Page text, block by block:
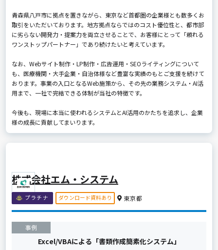
青森県八戸市に拠点を置きながら、東京など首都圏の企業様とも数多くお
取引をいただいております。地方拠点ならではのコスト優位性と、都市部
に劣らない開発力・提案力を両立させることで、お客様にとって「頼れる
ワンストップパートナー」であり続けたいと考えています。
なお、Webサイト制作・LP制作・広告運用・SEOライティングについて
も、医療機関・大手企業・自治体様など豊富な実績のもとご支援を続けて
おります。事業の入口となるWeb施策から、その先の業務システム・AI活
用まで、一社で完結できる体制が当社の特徴です。
今後も、現場に本当に使われるシステムとAI活用のかたちを追求し、企業
様の成長に貢献してまいります。
株式会社エム・システム
プラチナ ダウンロード資料あり 東京都
事例
Excel/VBAによる「書類作成簡素化システム」